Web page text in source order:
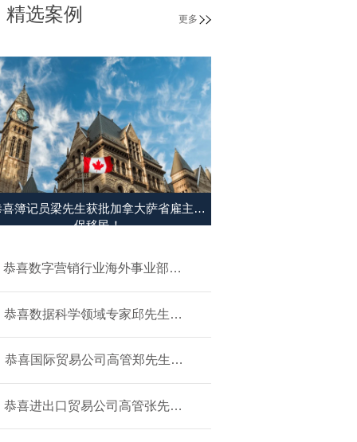
精选案例 更多
喜簿记员梁先生获批加拿大萨省雇主担
保移民！
恭喜数字营销行业海外事业部总
恭喜数据科学领域专家邱先生获
恭喜国际贸易公司高管郑先生获
恭喜进出口贸易公司高管张先生